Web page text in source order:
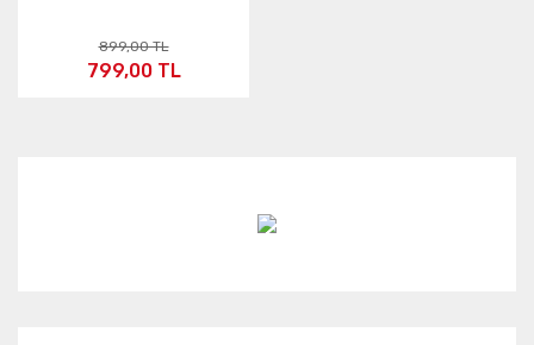
899,00 TL
799,00 TL